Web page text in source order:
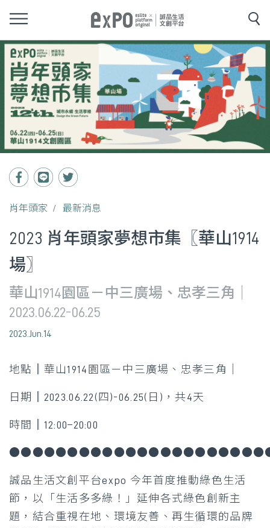
肖年頭家 最新消息
2023 肖年頭家夢想市集〖華山1914
場〗
華山1914園區－中三廣場、忠孝三角｜
2023.06.22-06.25
2023.Jun.14
地點║華山1914園區－中三廣場、忠孝三角｜
日期║2023.06.22(四)-06.25(日)，共4天
時間║12:00–20:00
誠品生活文創平台expo 今年首度推動綠色生活
節，以「生活多多綠！」延伸各式綠色創新主
題，結合重視在地、環境友善、再生循環的品牌